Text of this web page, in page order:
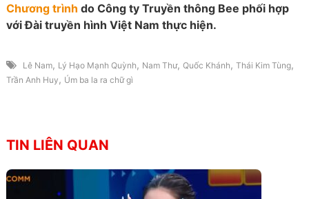
Chương trình do Công ty Truyền thông Bee phối hợp
với Đài truyền hình Việt Nam thực hiện.
Lê Nam, Lý Hạo Mạnh Quỳnh , Nam Thư, Quốc Khánh , Thái Kim Tùng,
Trần Anh Huy , Úm ba la ra chữ gì
TIN LIÊN QUAN